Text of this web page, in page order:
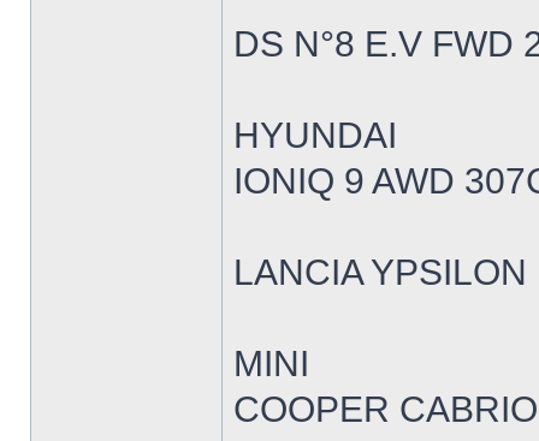
DS N°8 E.V FWD
HYUNDAI
IONIQ 9 AWD
LANCIA
MINI
COOPER